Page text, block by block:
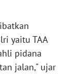
yaitu TAA
pidana
jalan," ujar